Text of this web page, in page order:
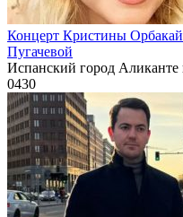
Концерт Кристины
Пугачевой
Испанский город Аликанте
0430